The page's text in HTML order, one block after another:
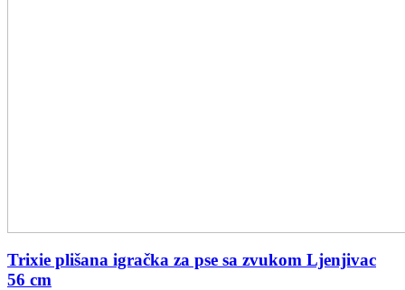
Trixie plišana igračka za pse sa zvukom Ljenjivac
56 cm